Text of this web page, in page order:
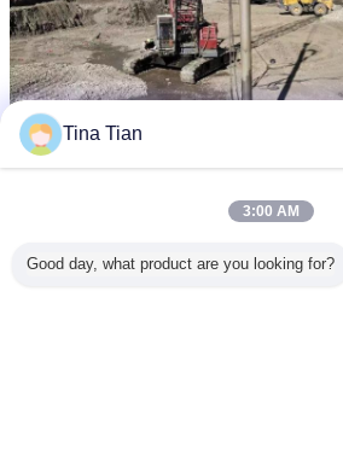
Tina Tian
3:00 AM
Good day, what product are you looking for?